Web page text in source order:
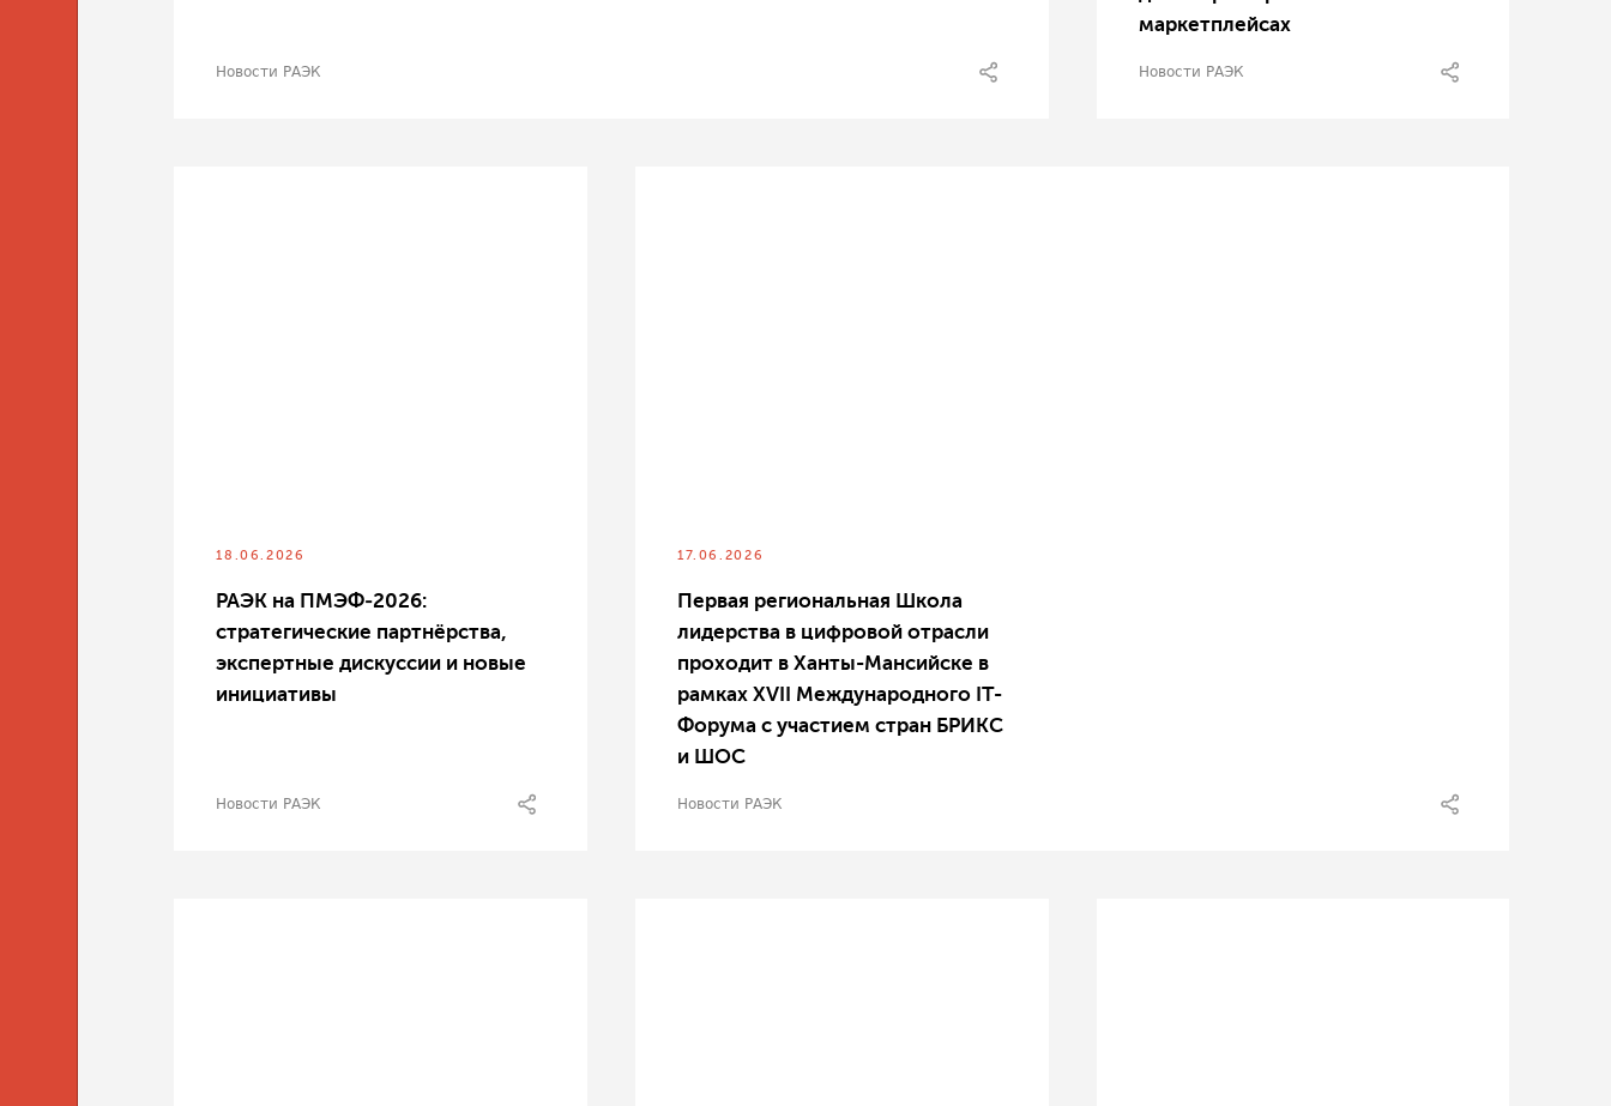
Новости РАЭК
маркетплейсах
Новости РАЭК
18.06.2026
РАЭК на ПМЭФ‑2026:
стратегические партнёрства,
экспертные дискуссии и новые
инициативы
Новости РАЭК
17.06.2026
Первая региональная Школа
лидерства в цифровой отрасли
проходит в Ханты-Мансийске в
рамках XVII Международного IT-
Форума с участием стран БРИКС
и ШОС
Новости РАЭК